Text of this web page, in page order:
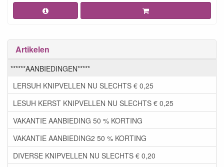
Artikelen
******AANBIEDINGEN*****
LERSUH KNIPVELLEN NU SLECHTS € 0,25
LESUH KERST KNIPVELLEN NU SLECHTS € 0,25
VAKANTIE AANBIEDING 50 % KORTING
VAKANTIE AANBIEDING2 50 % KORTING
DIVERSE KNIPVELLEN NU SLECHTS € 0,20